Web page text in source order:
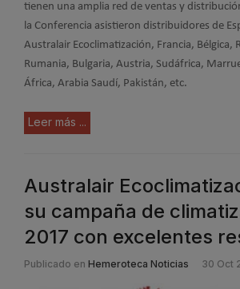
tienen una amplia red de ventas y
la Conferencia asistieron distribuidores de
Australair Ecoclimatización, Francia, Bélgica,
Rumania, Bulgaria, Austria, Sudáfrica,
África, Arabia Saudí, Pakistán, etc.
Leer más ...
Australair
su campaña de
2017 con excelentes
Publicado en Hemeroteca Noticias 30 Oct